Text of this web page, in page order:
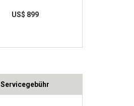
US$ 899
Servicegebühr